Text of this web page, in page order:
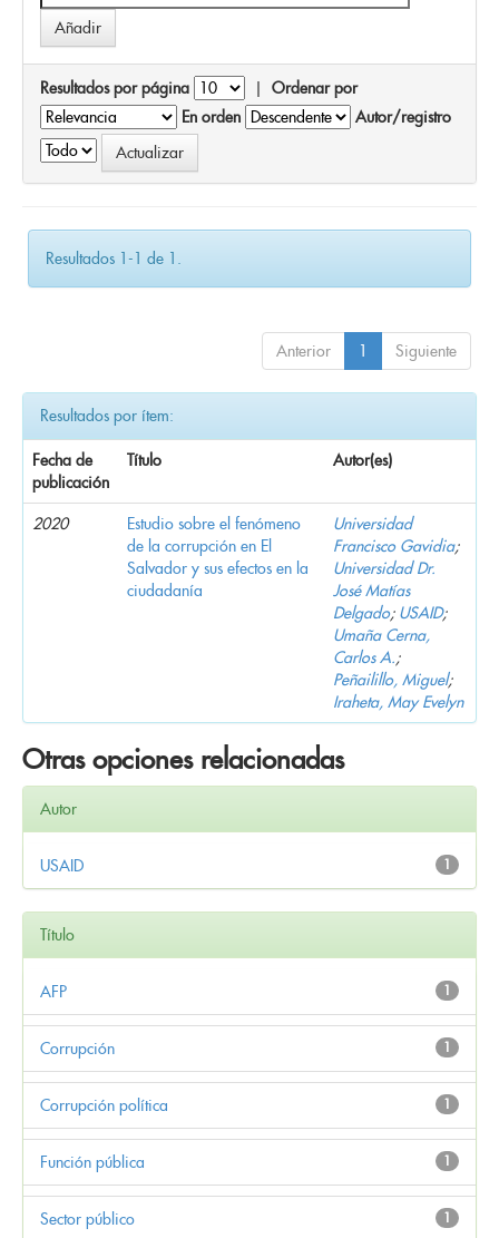
Resultados por página | Ordenar por
En orden
Autor/registro
Resultados 1-1 de 1.
Anterior 1 Siguiente
Resultados por ítem:
Fecha de
publicación
Título Autor(es)
2020
Estudio sobre el fenómeno
de la corrupción en El
Salvador y sus efectos en la
ciudadanía
Universidad
Francisco Gavidia;
Universidad Dr.
José Matías
Delgado; USAID;
Umaña Cerna,
Carlos A.;
Peñailillo, Miguel;
Iraheta, May Evelyn
Otras opciones relacionadas
Autor
1
USAID
Título
1
AFP
1
Corrupción
1
Corrupción política
1
Función pública
1
Sector público